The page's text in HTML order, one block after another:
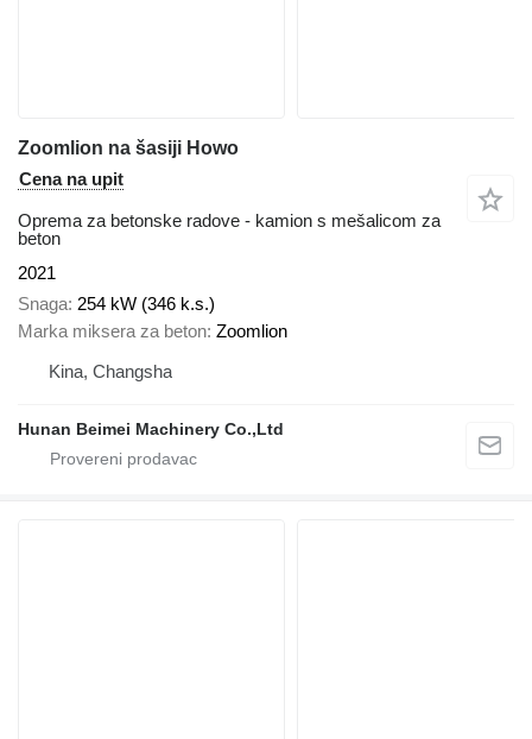
Zoomlion na šasiji Howo
Cena na upit
Oprema za betonske radove - kamion s mešalicom za
beton
2021
Snaga 254 kW (346 k.s.)
Marka miksera za beton Zoomlion
Kina, Changsha
Hunan Beimei Machinery Co.,Ltd